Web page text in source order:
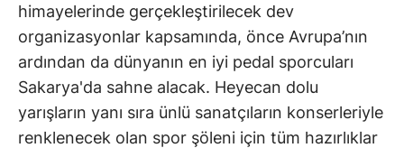
himayelerinde gerçekleştirilecek dev
organizasyonlar kapsamında, önce Avrupa’nın
ardından da dünyanın en iyi pedal sporcuları
Sakarya'da sahne alacak. Heyecan dolu
yarışların yanı sıra ünlü sanatçıların konserleriyle
renklenecek olan spor şöleni için tüm hazırlıklar